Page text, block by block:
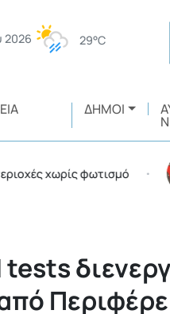
2026 29°C
ΔΉΜΟΙ
φωτισμό •